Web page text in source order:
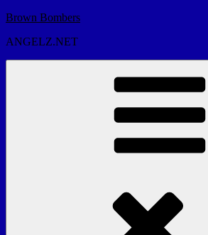
Hoppa
innehåll
Brown Bombers
ANGELZ.NET